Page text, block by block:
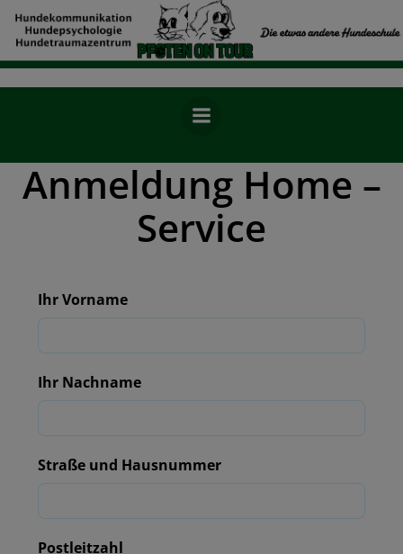
Zum
Inhalt
springen
Anmeldung Home –
Service
Ihr Vorname
Ihr Nachname
Straße und Hausnummer
Postleitzahl